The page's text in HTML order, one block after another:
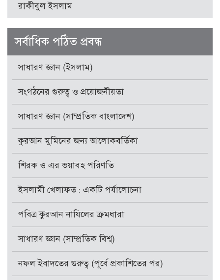
রাকীবুল ইসলাম
সর্বাধিক পঠিত প্রবন্ধ
সাধারণ জ্ঞান (ইসলাম)
সংগঠনের গুরুত্ব ও প্রয়োজনীয়তা
সাধারণ জ্ঞান (সাম্প্রতিক বাংলাদেশ)
কুরআন মুমিনের জন্য আলোকবর্তিকা
শিরক ও এর ভয়াবহ পরিণতি
ইসলামী খেলাফত : একটি পর্যালোচনা
পবিত্র কুরআন নাযিলের ক্রমধারা
সাধারণ জ্ঞান (সাম্প্রতিক বিশ্ব)
নফল ইবাদতের গুরুত্ব (পূর্বে প্রকাশিতের পর)